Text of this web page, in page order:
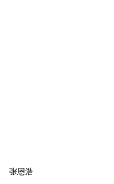
张恩浩